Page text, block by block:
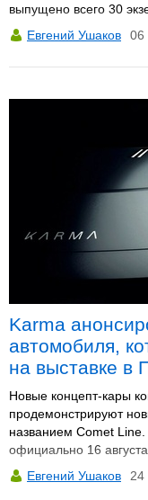
выпущено всего 30
Евгений Ушаков
06
Karma
автомобиля,
на выставке в
Новые концепт-кары
продемонстрируют
названием Comet
официально 16 августа.
Евгений Ушаков
24